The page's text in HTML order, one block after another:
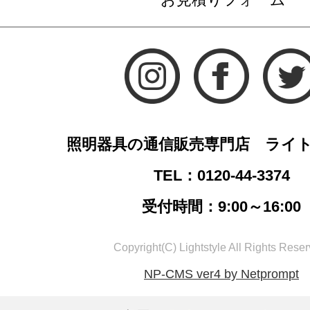
照明器具の通信販売専門店 ライ
TEL：0120-44-3374
受付時間：9:00～16:00
Copyright(C) Lightstyle All Rights
NP-CMS ver4 by Netprompt